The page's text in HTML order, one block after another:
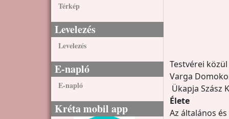
Térkép
Levelezés
Levelezés
E-napló
E-napló
Kréta mobil app
Testvérei
Varga
Ükapja Szász
Élete
Az általános